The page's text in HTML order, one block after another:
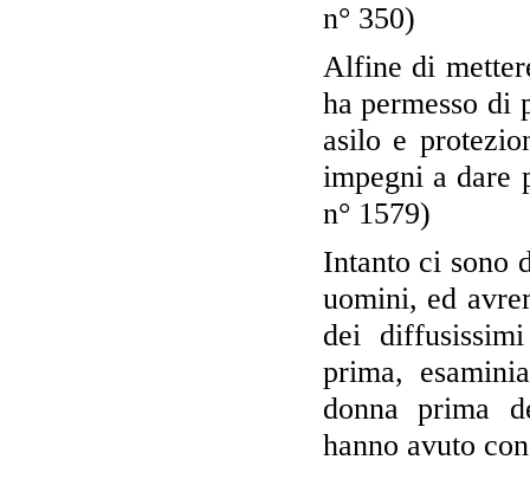
n° 350)
Alfine di
ha permesso di
asilo e
impegni a dare
n° 1579)
Intanto ci sono
uomini, ed
dei
prima,
donna prima
hanno avuto